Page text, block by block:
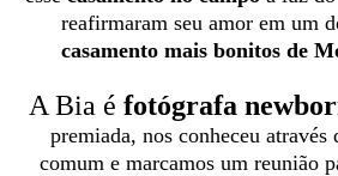
reafirmaram seu amor em um
casamento mais bonitos de
A Bia é fotógrafa
premiada, nos conheceu através
comum e marcamos um reunião